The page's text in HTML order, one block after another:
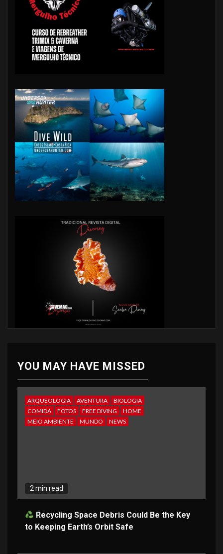
YOU MAY HAVE MISSED
ARQUEOLOGIA AVENTURA
BIOLOGIA
COMIDA
FOTOS FREE DIVING
HOME
MEIO AMBIENTE
MUNDO NEWS
2 min read
Recycling Space Debris Could Be the Key
to Keeping Earth’s Orbit Safe